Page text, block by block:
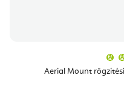
Aerial Mount